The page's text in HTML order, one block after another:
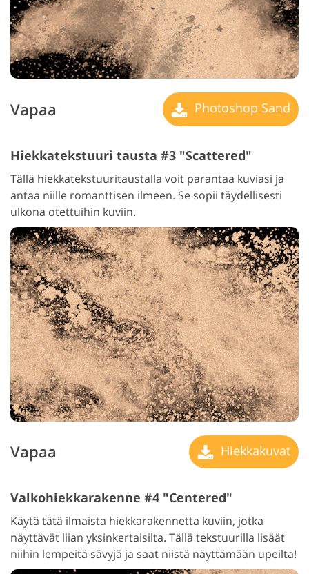
Vapaa Photoshop Sand
Hiekkatekstuuri tausta #3 "Scattered"
Tällä hiekkatekstuuritaustalla voit parantaa kuviasi ja
antaa niille romanttisen ilmeen. Se sopii täydellisesti
ulkona otettuihin kuviin.
Vapaa Hiekkakuvat
Valkohiekkarakenne #4 "Centered"
Käytä tätä ilmaista hiekkarakennetta kuviin, jotka
näyttävät liian yksinkertaisilta. Tällä tekstuurilla lisäät
niihin lempeitä sävyjä ja saat niistä näyttämään upeilta!